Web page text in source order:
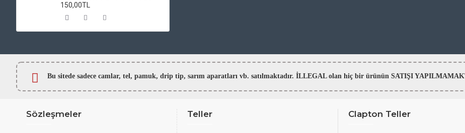
150,00TL
Bu sitede sadece camlar, tel, pamuk, drip tip, sarım aparatları vb. satılmaktadır. İLLEGAL olan hiç bir ürünün SATIŞI
Sözleşmeler Teller Clapton Teller